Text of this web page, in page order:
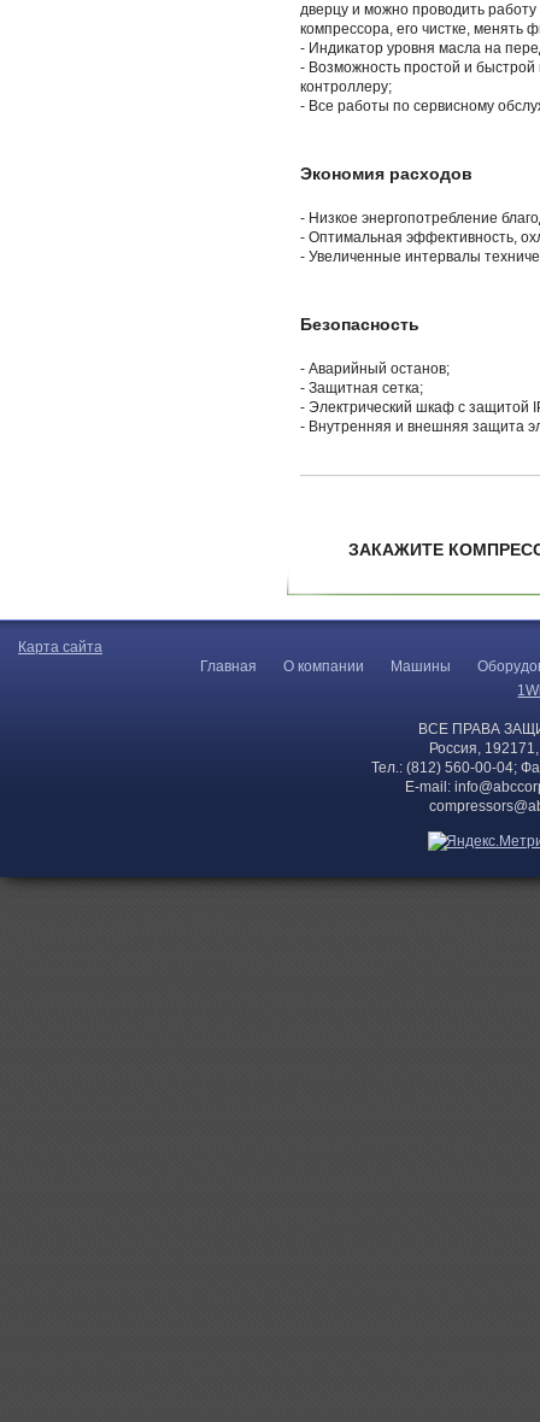
дверцу и можно проводить
компрессора, его чистке, менять
- Индикатор уровня масла на
- Возможность простой и быстрой
контроллеру;
- Все работы по сервисному
Экономия расходов
- Низкое энергопотребление
- Оптимальная эффективность,
- Увеличенные интервалы
Безопасность
- Аварийный останов;
- Защитная сетка;
- Электрический шкаф с защитой
- Внутренняя и внешняя защита
ЗАКАЖИТЕ
Карта сайта
Главная
О компании Машины
ВСЕ ПРАВА
Россия,
Тел.: (812) 560-00-04;
E-mail: